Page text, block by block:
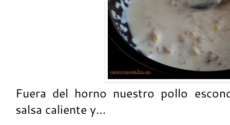
Fuera del horno nuestro pollo
salsa caliente y…